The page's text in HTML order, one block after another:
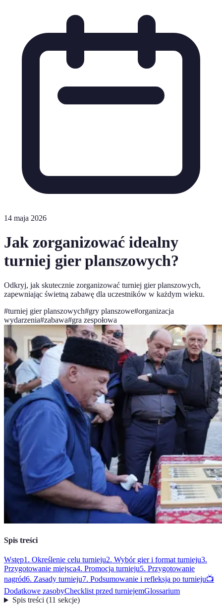
14 maja 2026
Jak zorganizować idealny
turniej gier planszowych?
Odkryj, jak skutecznie zorganizować turniej gier planszowych,
zapewniając świetną zabawę dla uczestników w każdym wieku.
#turniej gier planszowych#gry planszowe#organizacja
wydarzenia#zabawa#gra zespołowa
Spis treści
Wstęp1. Określenie celu turnieju2. Wybór gier i format turnieju3.
Przygotowanie miejsca4. Promocja turnieju5. Przygotowanie
nagród6. Zasady turnieju7. Podsumowanie i refleksja po turnieju📺
Dodatkowe zasobyChecklist przed turniejemGlossarium
Spis treści(11 sekcje)